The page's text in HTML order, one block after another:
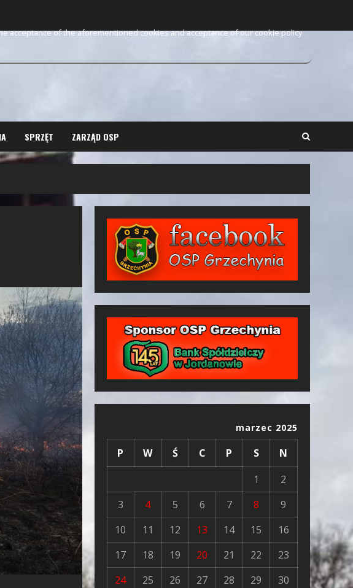
SPRZĘT ZARZĄD OSP
marzec 2025
P W Ś C P S
N
1
2
3
4 5 6 7 8
9
10
11 12 13 14 15
16
17
18 19 20 21 22
23
24
25 26 27 28 29
30
acceptance of the aforementioned cookies and acceptance of our cookie policy